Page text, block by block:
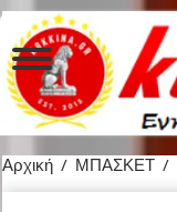
Αρχική / ΜΠΑΣΚΕΤ /